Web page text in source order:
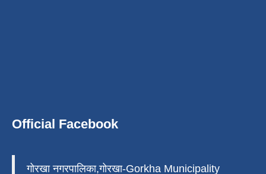
Official Facebook
गोरखा नगरपालिका,गोरखा-Gorkha Municipality